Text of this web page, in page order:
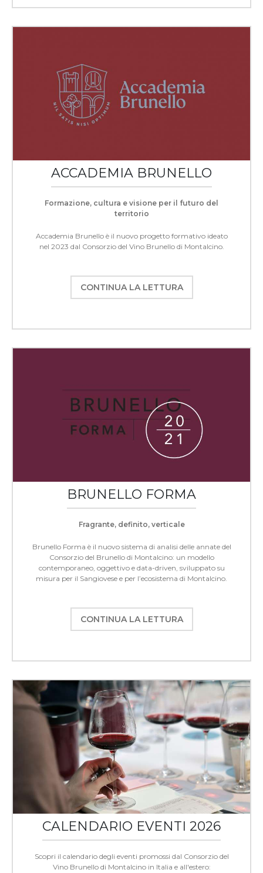
ACCADEMIA BRUNELLO
Formazione, cultura e visione per il futuro del
territorio
Accademia Brunello è il nuovo progetto formativo ideato
nel 2023 dal Consorzio del Vino Brunello di Montalcino.
CONTINUA LA LETTURA
BRUNELLO FORMA
Fragrante, definito, verticale
Brunello Forma è il nuovo sistema di analisi delle annate del
Consorzio del Brunello di Montalcino: un modello
contemporaneo, oggettivo e data-driven, sviluppato su
misura per il Sangiovese e per l’ecosistema di Montalcino.
CONTINUA LA LETTURA
CALENDARIO EVENTI 2026
Scopri il calendario degli eventi promossi dal Consorzio del
Vino Brunello di Montalcino in Italia e all'estero: